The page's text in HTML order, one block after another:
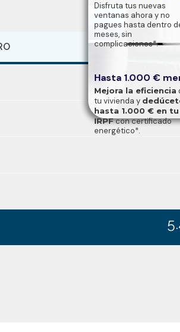
Disfruta tus nuevas
ventanas ahora y no
pagues hasta dentro
meses, sin
complicaciones*.
Hasta 1.000 €
Mejora la eficiencia
tu vivienda y
hasta 1.000 € en tu
IRPFcon certificado
energético*.